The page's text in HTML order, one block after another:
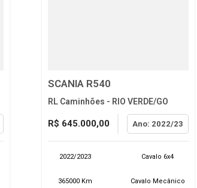
SCANIA R540
RL Caminhões - RIO VERDE/GO
R$ 645.000,00 Ano: 2022/23
2022/2023 Cavalo 6x4
365000 Km Cavalo Mecânico